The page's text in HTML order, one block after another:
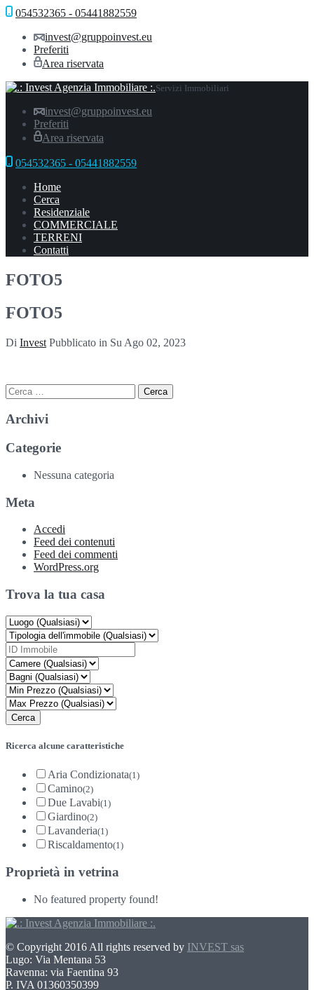
054532365 - 05441882559
invest@gruppoinvest.eu
Preferiti
Area riservata
Servizi Immobiliari
invest@gruppoinvest.eu
Preferiti
Area riservata
054532365 - 05441882559
Home
Cerca
Residenziale
COMMERCIALE
TERRENI
Contatti
FOTO5
FOTO5
Di Invest Pubblicato in Su Ago 02, 2023
Ricerca
per:
Archivi
Categorie
Nessuna categoria
Meta
Accedi
Feed dei contenuti
Feed dei commenti
WordPress.org
Trova la tua casa
Ricerca alcune caratteristiche
Aria Condizionata(1)
Camino(2)
Due Lavabi(1)
Giardino(2)
Lavanderia(1)
Riscaldamento(1)
Proprietà in vetrina
No featured property found!
© Copyright 2016 All rights reserved by INVEST sas
Lugo: Via Mentana 53
Ravenna: via Faentina 93
P. IVA 01360350399